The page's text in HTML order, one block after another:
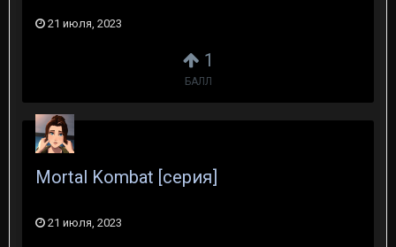
1
БАЛЛ
21 июля, 2023
Mortal Kombat [серия]
21 июля, 2023